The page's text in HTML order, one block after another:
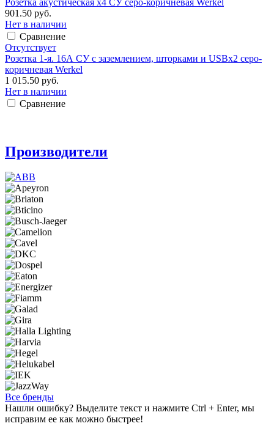
901.50 руб.
Нет в наличии
Сравнение
Отсутствует
Розетка 1-я. 16А СУ с заземлением, шторками и USBx2 серо-
коричневая Werkel
1 015.50 руб.
Нет в наличии
Сравнение
Производители
Все бренды
Нашли ошибку? Выделите текст и нажмите Ctrl + Enter, мы
исправим ее как можно быстрее!